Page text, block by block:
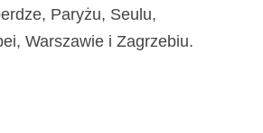
Paryżu, Seulu,
Warszawie i Zagrzebiu.